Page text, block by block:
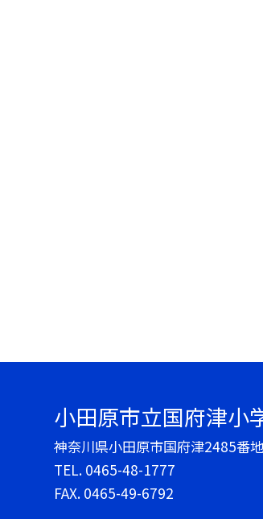
小田原市立国府津小
神奈川県小田原市国府津2485番地
TEL. 0465-48-1777
FAX. 0465-49-6792